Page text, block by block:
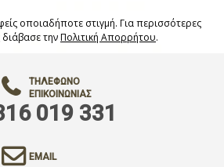
οποιαδήποτε στιγμή. Για περισσότερες
διάβασε τηνΠολιτική Απορρήτου.
ΤΗΛΈΦΩΝΟ
ΕΠΙΚΟΙΝΩΝΊΑΣ
019 331
EMAIL